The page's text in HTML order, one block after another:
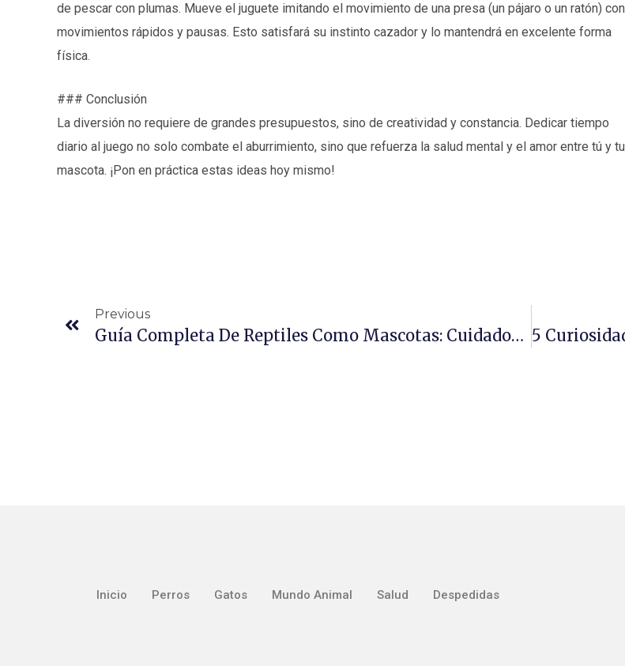
de pescar con plumas. Mueve el juguete imitando el movimiento de una presa (un pájaro o un ratón) con
movimientos rápidos y pausas. Esto satisfará su instinto cazador y lo mantendrá en excelente forma
física.
### Conclusión
La diversión no requiere de grandes presupuestos, sino de creatividad y constancia. Dedicar tiempo
diario al juego no solo combate el aburrimiento, sino que refuerza la salud mental y el amor entre tú y tu
mascota. ¡Pon en práctica estas ideas hoy mismo!
Previous
Guía Completa De Reptiles Como Mascotas: Cuidados Y Consejos Para Principiantes
Inicio Perros Gatos Mundo Animal Salud Despedidas